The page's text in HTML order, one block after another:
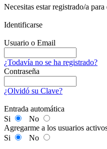
Necesitas estar registrado/a
Identificarse
Usuario o Email
¿Todavía no se ha registrado?
Contraseña
¿Olvidó su Clave?
Entrada automática
Si
No
Agregarme a los usuarios
Si
No